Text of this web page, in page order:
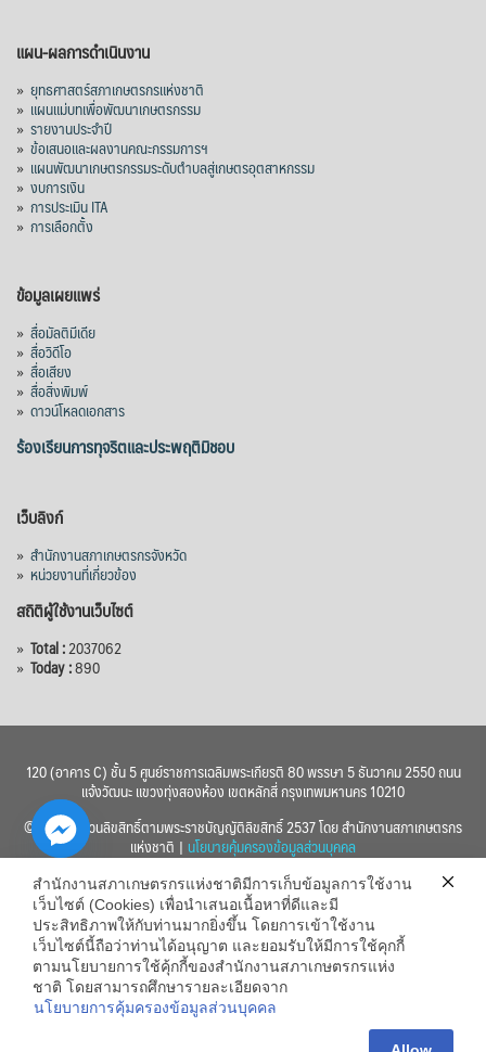
แผน-ผลการดำเนินงาน
» ยุทธศาสตร์สภาเกษตรกรแห่งชาติ
» แผนแม่บทเพื่อพัฒนาเกษตรกรรม
» รายงานประจำปี
» ข้อเสนอและผลงานคณะกรรมการฯ
» แผนพัฒนาเกษตรกรรมระดับตำบลสู่เกษตรอุตสาหกรรม
» งบการเงิน
» การประเมิน ITA
» การเลือกตั้ง
ข้อมูลเผยแพร่
» สื่อมัลติมีเดีย
» สื่อวิดีโอ
» สื่อเสียง
» สื่อสิ่งพิมพ์
» ดาวน์โหลดเอกสาร
ร้องเรียนการทุจริตและประพฤติมิชอบ
เว็บลิงก์
» สำนักงานสภาเกษตรกรจังหวัด
» หน่วยงานที่เกี่ยวข้อง
สถิติผู้ใช้งานเว็บไซต์
» Total :2037062
» Today :890
120 (อาคาร C) ชั้น 5 ศูนย์ราชการเฉลิมพระเกียรติ 80 พรรษา 5 ธันวาคม 2550 ถนน
แจ้งวัฒนะ แขวงทุ่งสองห้อง เขตหลักสี่ กรุงเทพมหานคร 10210
© 2560 สงวนลิขสิทธิ์ตามพระราชบัญญัติลิขสิทธิ์ 2537 โดย สำนักงานสภาเกษตรกร
แห่งชาติ | นโยบายคุ้มครองข้อมูลส่วนบุคคล
สำนักงานสภาเกษตรกรแห่งชาติมีการเก็บข้อมูลการใช้งาน
เว็บไซต์ (Cookies) เพื่อนำเสนอเนื้อหาที่ดีและมี
ประสิทธิภาพให้กับท่านมากยิ่งขึ้น โดยการเข้าใช้งาน
เว็บไซต์นี้ถือว่าท่านได้อนุญาต และยอมรับให้มีการใช้คุกกี้
ตามนโยบายการใช้คุ้กกี้ของสำนักงานสภาเกษตรกรแห่ง
ชาติ โดยสามารถศึกษารายละเอียดจาก
นโยบายการคุ้มครองข้อมูลส่วนบุคคล
Hide
chaty